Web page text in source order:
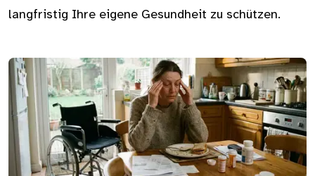
langfristig Ihre eigene Gesundheit zu schützen.